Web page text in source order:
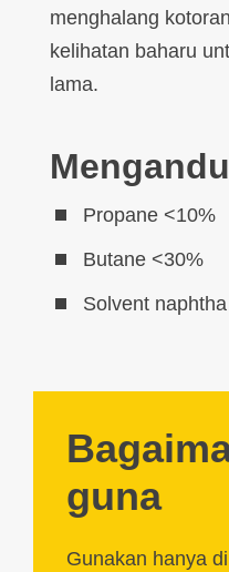
menghalang
kelihatan baharu
lama.
Propane <10%
Butane <30%
Solvent
guna
Gunakan hanya